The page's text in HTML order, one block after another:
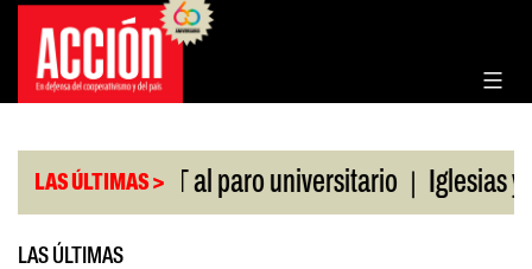
Saltar
contenido
LAS ÚLTIMAS >
de la CGT al paro universitario | Iglesias y
LAS ÚLTIMAS